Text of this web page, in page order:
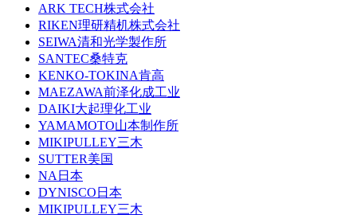
ARK TECH株式会社
RIKEN理研精机株式会社
SEIWA清和光学製作所
SANTEC桑特克
KENKO-TOKINA肯高
MAEZAWA前泽化成工业
DAIKI大起理化工业
YAMAMOTO山本制作所
MIKIPULLEY三木
SUTTER美国
NA日本
DYNISCO日本
MIKIPULLEY三木